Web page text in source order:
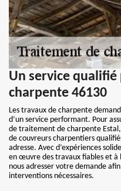
Un service
charpente 46130
Les travaux de charpente
d’un service performant. Pour
de traitement de charpente
de couvreurs charpentiers
adresse. Avec d’expériences
en œuvre des travaux fiables et à
nous adresser votre demande
interventions nécessaires.